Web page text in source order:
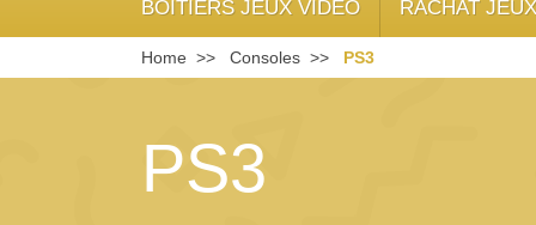
BOITIERS JEUX VIDÉO RACHAT
Home Consoles PS3
PS3